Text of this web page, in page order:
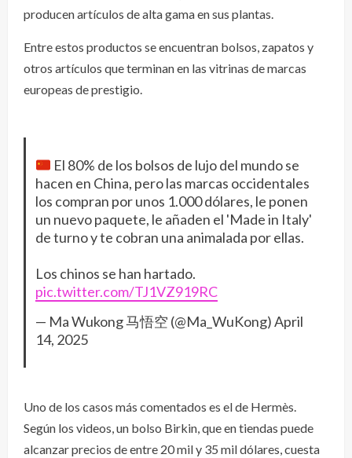
producen artículos de alta gama en sus plantas.
Entre estos productos se encuentran bolsos, zapatos y
otros artículos que terminan en las vitrinas de marcas
europeas de prestigio.
El 80% de los bolsos de lujo del mundo se
hacen en China, pero las marcas occidentales
los compran por unos 1.000 dólares, le ponen
un nuevo paquete, le añaden el 'Made in Italy'
de turno y te cobran una animalada por ellas.
Los chinos se han hartado.
pic.twitter.com/TJ1VZ919RC
— Ma Wukong 马悟空 (@Ma_WuKong)April
14, 2025
Uno de los casos más comentados es el de Hermès.
Según los videos, un bolso Birkin, que en tiendas puede
alcanzar precios de entre 20 mil y 35 mil dólares, cuesta